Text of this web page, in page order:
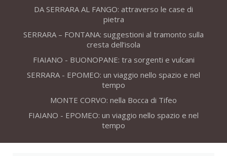
DA SERRARA AL FANGO: attraverso le case di
pietra
SERRARA – FONTANA: suggestioni al tramonto sulla
cresta dell’isola
FIAIANO - BUONOPANE: tra sorgenti e vulcani
SERRARA - EPOMEO: un viaggio nello spazio e nel
tempo
MONTE CORVO: nella Bocca di Tifeo
FIAIANO - EPOMEO: un viaggio nello spazio e nel
tempo